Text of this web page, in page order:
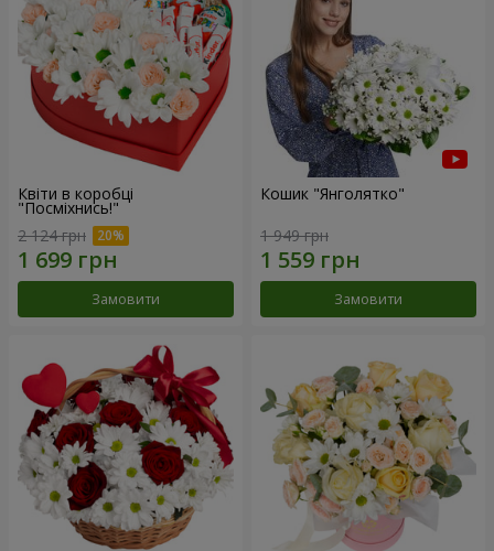
Квіти в коробці
"Посміхнись!"
2 124 грн
Замовити
Кошик "Янголятко"
1 949 грн
Замовити